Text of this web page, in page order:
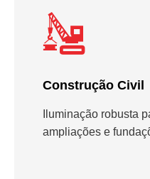
Construção Civil
Iluminação robusta
ampliações e